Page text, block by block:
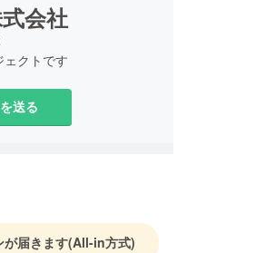
会社
クトです
送る
が届きます(All-in方式)